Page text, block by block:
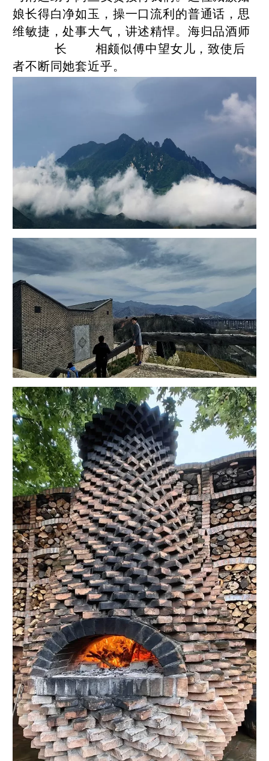
娘长得白净如玉，操一口流利的普通话，思
维敏捷，处事大气，讲述精悍。海归品酒师
长 相颇似傅中望女儿，致使后
者不断同她套近乎。